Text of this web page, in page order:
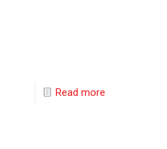
Read more